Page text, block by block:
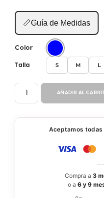
📏Guía de Medidas
Color
Talla S M L
BOXER
2021
AÑADIR AL
Aceptamos
Compra a 3
o a 6 y 9